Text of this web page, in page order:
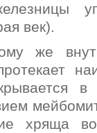
век).
же
в
хряща